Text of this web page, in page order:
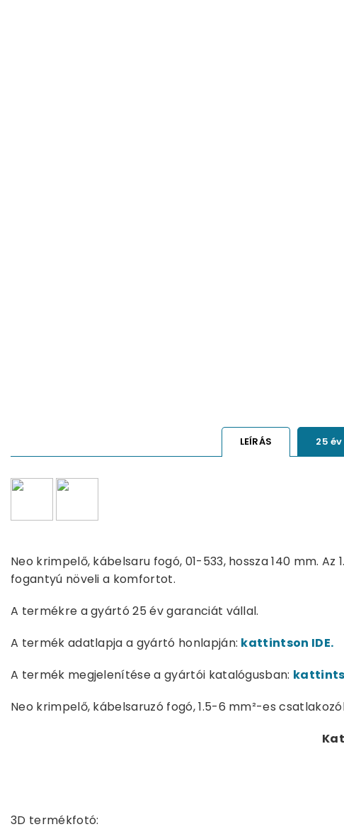
LEÍRÁS 25
Neo krimpelő, kábelsaru fogó, 01-533, hossza 140 mm.
fogantyú növeli a komfortot.
A termékre a gyártó 25 év garanciát vállal.
A termék adatlapja a gyártó honlapján: kattintson IDE.
A termék megjelenítése a gyártói katalógusban:
Neo krimpelő, kábelsaruzó fogó, 1.5-6 mm²-es
3D termékfotó: